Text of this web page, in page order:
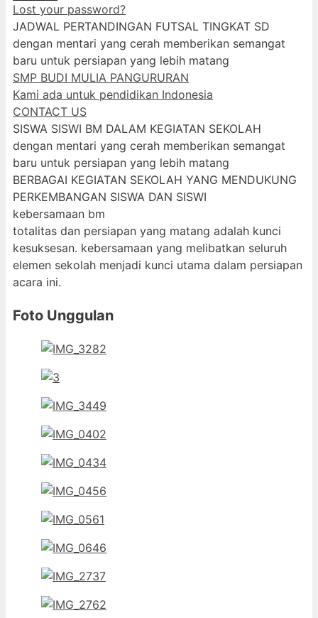
Lost your password?
JADWAL PERTANDINGAN FUTSAL TINGKAT SD
dengan mentari yang cerah memberikan semangat
baru untuk persiapan yang lebih matang
SMP BUDI MULIA PANGURURAN
Kami ada untuk pendidikan Indonesia
CONTACT US
SISWA SISWI BM DALAM KEGIATAN SEKOLAH
dengan mentari yang cerah memberikan semangat
baru untuk persiapan yang lebih matang
BERBAGAI KEGIATAN SEKOLAH YANG MENDUKUNG
PERKEMBANGAN SISWA DAN SISWI
kebersamaan bm
totalitas dan persiapan yang matang adalah kunci
kesuksesan. kebersamaan yang melibatkan seluruh
elemen sekolah menjadi kunci utama dalam persiapan
acara ini.
Foto Unggulan